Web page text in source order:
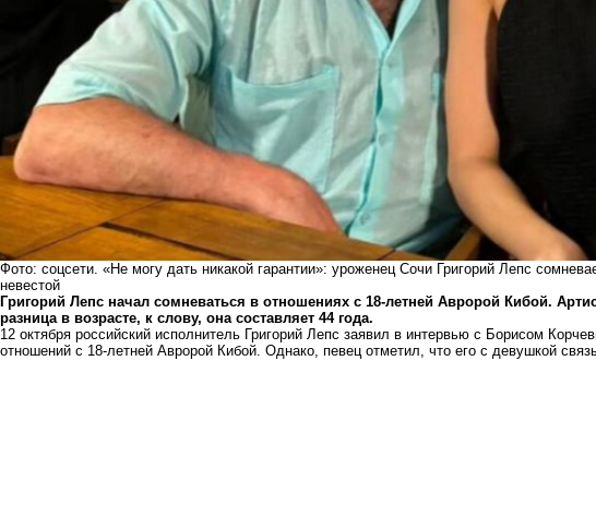
Фото: соцсети. «Не могу дать никакой гарантии»: уроженец Сочи Григорий Лепс
невестой
Григорий Лепс начал сомневаться в отношениях с 18-летней Авророй Кибой.
разница в возрасте, к слову, она составляет 44 года.
12 октября российский исполнитель Григорий Лепс заявил в интервью с Борисом
отношений с 18-летней Авророй Кибой. Однако, певец отметил, что его с девушкой